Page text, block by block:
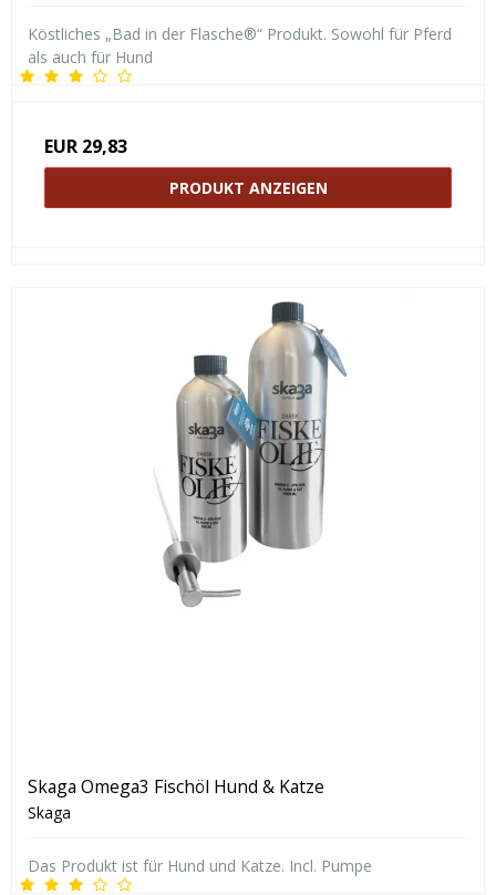
Köstliches „Bad in der Flasche®“ Produkt. Sowohl für Pferd
als auch für Hund
EUR 29,83
PRODUKT ANZEIGEN
Skaga Omega3 Fischöl Hund & Katze
Skaga
Das Produkt ist für Hund und Katze. Incl. Pumpe